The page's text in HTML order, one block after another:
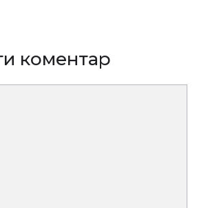
коментар